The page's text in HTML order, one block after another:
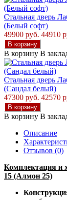
Стальная дверь
(Белый софт)
49900 руб. 44910
В корзину
В корзину В
Стальная дверь
(Сандал белый)
47300 руб. 42570
В корзину
В корзину В
Описание
Отзывов (0)
Комплектация и
15 (Алмон 25)